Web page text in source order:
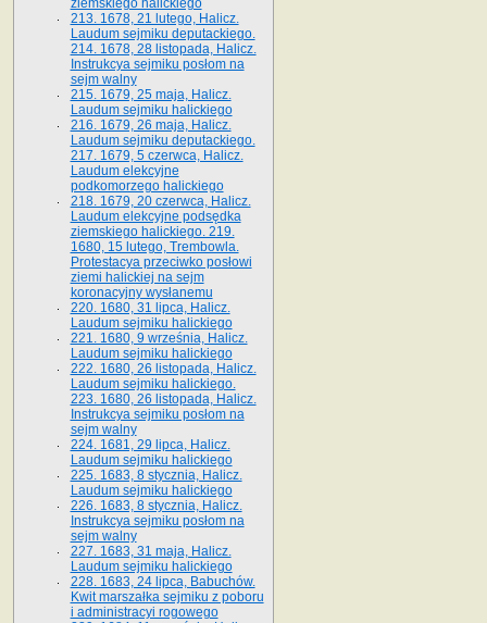
ziemskiego halickiego
213. 1678, 21 lutego, Halicz.
Laudum sejmiku deputackiego.
214. 1678, 28 listopada, Halicz.
Instrukcya sejmiku posłom na
sejm walny
215. 1679, 25 maja, Halicz.
Laudum sejmiku halickiego
216. 1679, 26 maja, Halicz.
Laudum sejmiku deputackiego.
217. 1679, 5 czerwca, Halicz.
Laudum elekcyjne
podkomorzego halickiego
218. 1679, 20 czerwca, Halicz.
Laudum elekcyjne podsędka
ziemskiego halickiego. 219.
1680, 15 lutego, Trembowla.
Protestacya przeciwko posłowi
ziemi halickiej na sejm
koronacyjny wysłanemu
220. 1680, 31 lipca, Halicz.
Laudum sejmiku halickiego
221. 1680, 9 września, Halicz.
Laudum sejmiku halickiego
222. 1680, 26 listopada, Halicz.
Laudum sejmiku halickiego.
223. 1680, 26 listopada, Halicz.
Instrukcya sejmiku posłom na
sejm walny
224. 1681, 29 lipca, Halicz.
Laudum sejmiku halickiego
225. 1683, 8 stycznia, Halicz.
Laudum sejmiku halickiego
226. 1683, 8 stycznia, Halicz.
Instrukcya sejmiku posłom na
sejm walny
227. 1683, 31 maja, Halicz.
Laudum sejmiku halickiego
228. 1683, 24 lipca, Babuchów.
Kwit marszałka sejmiku z poboru
i administracyi rogowego